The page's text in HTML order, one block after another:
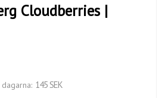
Cloudberries |
145 SEK